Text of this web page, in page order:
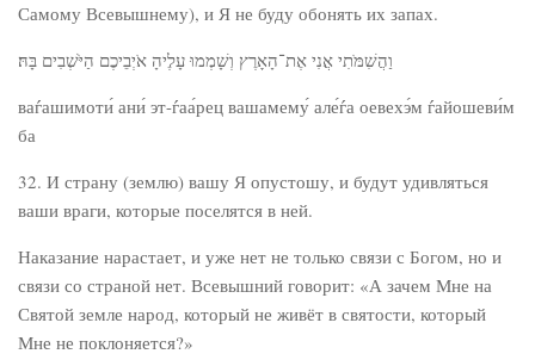
Самому Всевышнему), и Я не буду обонять их запах.
וַהֲשִׁמֹּתִי אֲנִי אֶת־הָאָרֶץ וְשָׁמְמוּ עָלֶיהָ אֹיְבֵיכֶם הַיֹּשְׁבִים בָּהּ׃
ваѓашимоти́ ани́ эт-ѓаа́рец вашамему́ але́ѓа оевехэ́м ѓайошеви́м
ба
32. И страну (землю) вашу Я опустошу, и будут удивляться
ваши враги, которые поселятся в ней.
Наказание нарастает, и уже нет не только связи с Богом, но и
связи со страной нет. Всевышний говорит: «А зачем Мне на
Святой земле народ, который не живёт в святости, который
Мне не поклоняется?»